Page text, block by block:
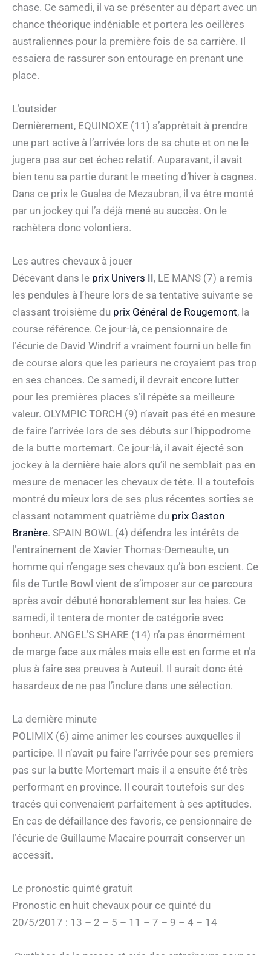
chase. Ce samedi, il va se présenter au départ avec un
chance théorique indéniable et portera les oeillères
australiennes pour la première fois de sa carrière. Il
essaiera de rassurer son entourage en prenant une
place.
L’outsider
Dernièrement, EQUINOXE (11) s’apprêtait à prendre
une part active à l’arrivée lors de sa chute et on ne le
jugera pas sur cet échec relatif. Auparavant, il avait
bien tenu sa partie durant le meeting d’hiver à cagnes.
Dans ce prix le Guales de Mezaubran, il va être monté
par un jockey qui l’a déjà mené au succès. On le
rachètera donc volontiers.
Les autres chevaux à jouer
Décevant dans le prix Univers II, LE MANS (7) a remis
les pendules à l’heure lors de sa tentative suivante se
classant troisième du prix Général de Rougemont, la
course référence. Ce jour-là, ce pensionnaire de
l’écurie de David Windrif a vraiment fourni un belle fin
de course alors que les parieurs ne croyaient pas trop
en ses chances. Ce samedi, il devrait encore lutter
pour les premières places s’il répète sa meilleure
valeur. OLYMPIC TORCH (9) n’avait pas été en mesure
de faire l’arrivée lors de ses débuts sur l’hippodrome
de la butte mortemart. Ce jour-là, il avait éjecté son
jockey à la dernière haie alors qu’il ne semblait pas en
mesure de menacer les chevaux de tête. Il a toutefois
montré du mieux lors de ses plus récentes sorties se
classant notamment quatrième du prix Gaston
Branère. SPAIN BOWL (4) défendra les intérêts de
l’entraînement de Xavier Thomas-Demeaulte, un
homme qui n’engage ses chevaux qu’à bon escient. Ce
fils de Turtle Bowl vient de s’imposer sur ce parcours
après avoir débuté honorablement sur les haies. Ce
samedi, il tentera de monter de catégorie avec
bonheur. ANGEL’S SHARE (14) n’a pas énormément
de marge face aux mâles mais elle est en forme et n’a
plus à faire ses preuves à Auteuil. Il aurait donc été
hasardeux de ne pas l’inclure dans une sélection.
La dernière minute
POLIMIX (6) aime animer les courses auxquelles il
participe. Il n’avait pu faire l’arrivée pour ses premiers
pas sur la butte Mortemart mais il a ensuite été très
performant en province. Il courait toutefois sur des
tracés qui convenaient parfaitement à ses aptitudes.
En cas de défaillance des favoris, ce pensionnaire de
l’écurie de Guillaume Macaire pourrait conserver un
accessit.
Le pronostic quinté gratuit
Pronostic en huit chevaux pour ce quinté du
20/5/2017 : 13 – 2 – 5 – 11 – 7 – 9 – 4 – 14